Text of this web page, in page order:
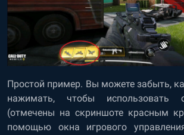
Простой пример. Вы можете забыть,
нажимать, чтобы использовать
(отмечены на скриншоте красным
помощью окна игрового